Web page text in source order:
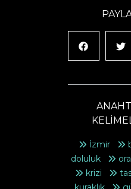
İzmir
doluluk
krizi